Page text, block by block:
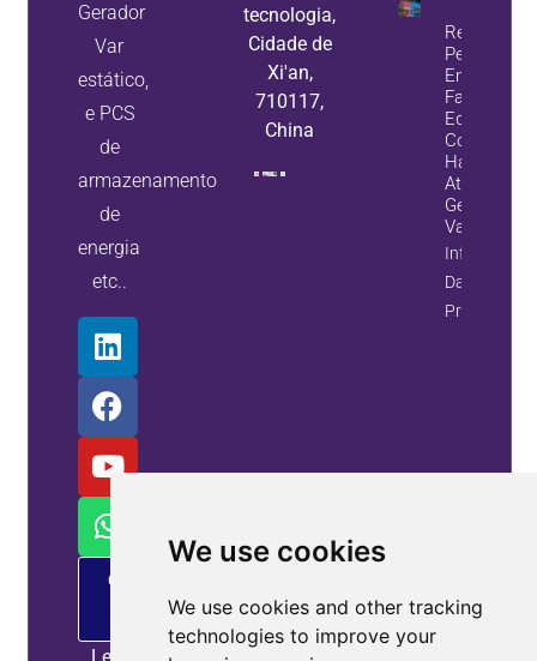
We use cookies
We use cookies and other tracking
technologies to improve your
Gerador
Var
estático,
e PCS
de
armazenamento
de
energia
etc..
Oferta
tecnologia,
Cidade de
Xi'an,
710117,
China
Reduza A
Perda De
Energia E
Falhas De
Com Filtros
Ativos E
Geradores
Var
Da
Propriedade